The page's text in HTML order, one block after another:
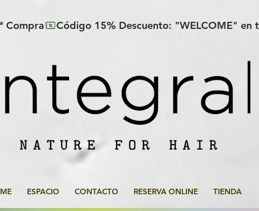
Compra
ESPACIO CONTACTO RESERVA ONLINE TIENDA